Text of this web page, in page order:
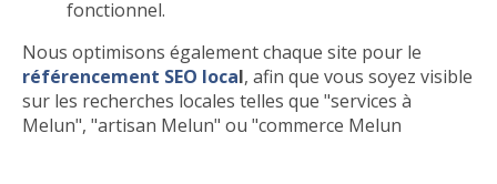
fonctionnel.
Nous optimisons également chaque site pour le
référencement SEO local, afin que vous soyez visible
sur les recherches locales telles que "services à
Melun", "artisan Melun" ou "commerce Melun